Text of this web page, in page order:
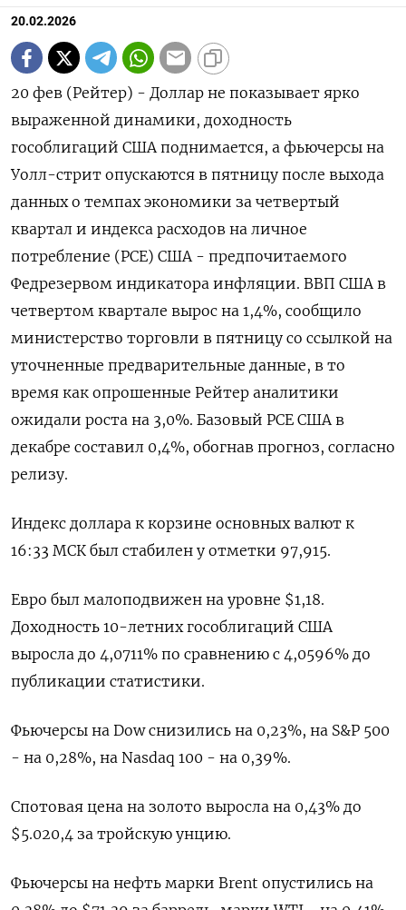
20.02.2026
20 фев (Рейтер) - Доллар не показывает ярко
выраженной динамики, доходность
гособлигаций США поднимается, а фьючерсы на
Уолл-стрит ‌опускаются в пятницу после выхода
данных о темпах экономики за четвертый
квартал и индекса расходов на личное
потребление (​PCE) США - предпочитаемого ​
Федрезервом ​индикатора инфляции. ВВП США в
⁠четвертом квартале вырос на ‌1,4%, сообщило
министерство торговли ‌в пятницу со ссылкой на
уточненные предварительные данные, в то ​
время как опрошенные Рейтер аналитики
ожидали ‌роста на 3,0%. Базовый PCE США в ​
декабре составил 0,4%, обогнав прогноз, согласно
релизу.
Индекс ‌доллара к корзине основных валют к
16:33 МСК был стабилен у отметки 97,​915.
Евро был ​малоподвижен на ‌уровне $1,18.
Доходность 10-летних гособлигаций США
выросла ​до 4,0711% по сравнению с 4,0596% до
публикации статистики.
Фьючерсы на Dow снизились на 0,23%, на S&P 500
- на 0,28%, на Nasdaq 100 - на 0,39%.
Спотовая ​цена на золото ⁠выросла на 0,43% до
$5.020,4 за тройскую унцию.
Фьючерсы ‌на нефть марки Brent опустились на